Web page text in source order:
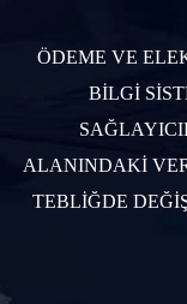
ÖDEME VE
BİLGİ
ALANINDAKİ
TEBLİĞDE